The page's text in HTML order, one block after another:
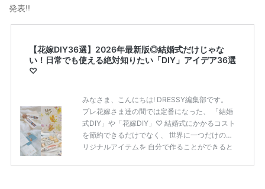
発表!!
【花嫁DIY36選】2026年最新版◎結婚式だけじゃな
い！日常でも使える絶対知りたい「DIY」アイデア36選
♡
みなさま、こんにちは! DRESSY編集部です。
プレ花嫁さま達の間では定番になった、 「結婚
式DIY」や「花嫁DIY」♡ 結婚式にかかるコスト
を節約できるだけでなく、 世界に一つだけのオ
リジナルアイテムを 自分で作ることができると